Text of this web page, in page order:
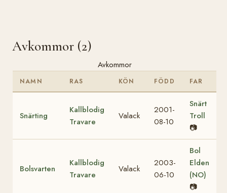
Avkommor (2)
Avkommor
NAMN RAS KÖN FÖDD FAR
Snärting
Kallblodig
Travare
Valack
2001-
08-10
Snärt
Troll
📷
Bolsvarten
Kallblodig
Travare
Valack
2003-
06-10
Bol
Elden
(NO)
📷